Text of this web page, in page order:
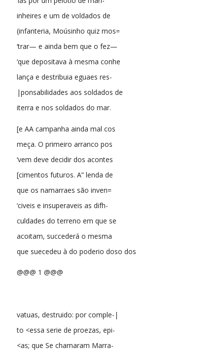
inheires e um de voldados de
(infanteria, Moúsinho quiz mos=
‘trar— e ainda bem que o fez—
‘que depositava à mesma conhe
lança e destribuia eguaes res-
|ponsabilidades aos soldados de
iterra e nos soldados do mar.
[e AA campanha ainda mal cos
meça. O primeiro arranco pos
‘vem deve decidir dos acontes
[cimentos futuros. A” lenda de
que os namarraes são inven=
‘civeis e insuperaveis as difh-
culdades do terreno em que se
acoitam, succederá o mesma
que suecedeu à do poderio doso dos
@@@ 1 @@@
vatuas, destruido: por comple-|
to <essa serie de proezas, epi-
<as; que Se chamaram Marra-